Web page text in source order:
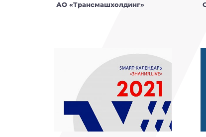
АО «Трансмашхолдинг»